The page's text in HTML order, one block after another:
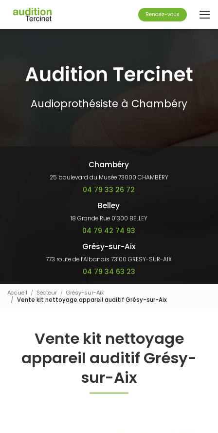
contenu
principal
Rendez-vous
Audioprothésiste à Chambéry
Chambéry
25 boulevard du Musée 73000 CHAMBÉRY
04 79 33 26 72
Belley
18 Grande Rue 01300 BELLEY
04 79 42 74 93
Grésy-sur-Aix
773 route de l’Albanais 73100 GRESY-SUR-AIX
04 79 34 63 23
Accueil Secteur
Grésy-sur-Aix
Vente kit nettoyage appareil auditif Grésy-sur-Aix
Vente kit nettoyage
appareil auditif Grésy-
sur-Aix